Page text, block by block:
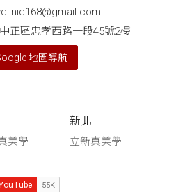
正區忠孝西路一段45號2樓
地圖導航
美學
新北
立新真美學